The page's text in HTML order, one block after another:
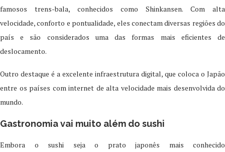
famosos trens-bala, conhecidos como Shinkansen. Com alta
velocidade, conforto e pontualidade, eles conectam diversas regiões do
país e são considerados uma das formas mais eficientes de
deslocamento.
Outro destaque é a excelente infraestrutura digital, que coloca o Japão
entre os países com internet de alta velocidade mais desenvolvida do
mundo.
Gastronomia vai muito além do sushi
Embora o sushi seja o prato japonês mais conhecido